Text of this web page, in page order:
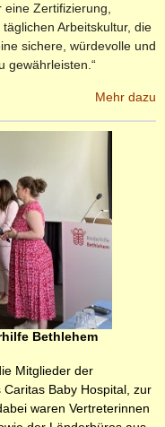
eine Zertifizierung,
Arbeitskultur, die
sichere, würdevolle und
gewährleisten.“
Mehr dazu
Bethlehem
Mitglieder der
Baby Hospital, zur
waren Vertreterinnen